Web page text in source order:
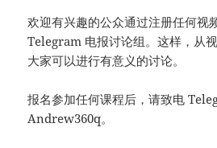
欢迎有兴趣的公众通过注册任何视
Telegram 电报讨论组。这样，从
大家可以进行有意义的讨论。
报名参加任何课程后，请致电
Andrew360q。